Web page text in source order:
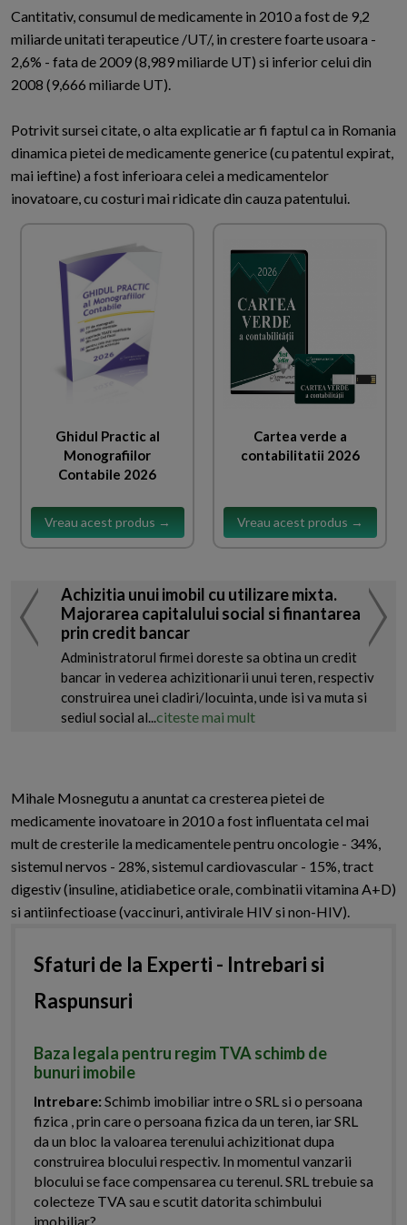
Cantitativ, consumul de medicamente in 2010 a fost de 9,2
miliarde unitati terapeutice /UT/, in crestere foarte usoara -
2,6% - fata de 2009 (8,989 miliarde UT) si inferior celui din
2008 (9,666 miliarde UT).
Potrivit sursei citate, o alta explicatie ar fi faptul ca in Romania
dinamica pietei de medicamente generice (cu patentul expirat,
mai ieftine) a fost inferioara celei a medicamentelor
inovatoare, cu costuri mai ridicate din cauza patentului.
Ghidul Practic al
Monografiilor
Contabile 2026
Vreau acest produs →
Cartea verde a
contabilitatii 2026
Vreau acest produs →
Achizitia unui imobil cu utilizare mixta.
Majorarea capitalului social si finantarea
prin credit bancar
Administratorul firmei doreste sa obtina un credit
bancar in vederea achizitionarii unui teren, respectiv
construirea unei cladiri/locuinta, unde isi va muta si
sediul social al...citeste mai mult
Mihale Mosnegutu a anuntat ca cresterea pietei de
medicamente inovatoare in 2010 a fost influentata cel mai
mult de cresterile la medicamentele pentru oncologie - 34%,
sistemul nervos - 28%, sistemul cardiovascular - 15%, tract
digestiv (insuline, atidiabetice orale, combinatii vitamina A+D)
si antiinfectioase (vaccinuri, antivirale HIV si non-HIV).
Sfaturi de la Experti - Intrebari si
Raspunsuri
Baza legala pentru regim TVA schimb de
bunuri imobile
Intrebare:Schimb imobiliar intre o SRL si o persoana
fizica , prin care o persoana fizica da un teren, iar SRL
da un bloc la valoarea terenului achizitionat dupa
construirea blocului respectiv. In momentul vanzarii
blocului se face compensarea cu terenul. SRL trebuie sa
colecteze TVA sau e scutit datorita schimbului
imobiliar?